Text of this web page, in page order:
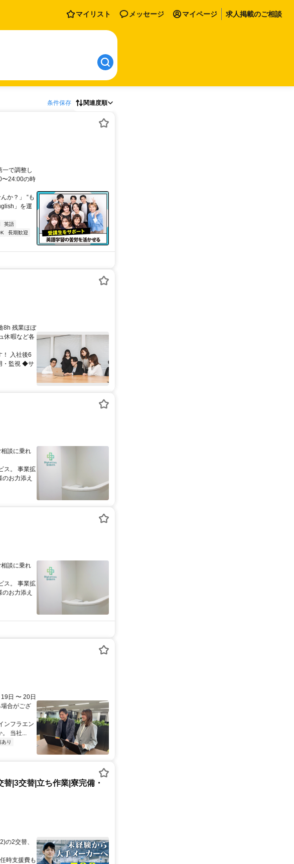
マイリスト メッセージ マイページ 求人掲載のご相談
条件保存 関連度順
で調整し
〜24:00の時
か？」 “も
」を運
英語
長期歓迎
8h 残業ほぼ
休暇など各
！ 入社後6
・監視 ◆サ
談に乗れ
ス。 事業拡
お力添え
談に乗れ
ス。 事業拡
お力添え
日 〜 20日
合がござ
ンフラエン
。 当社...
あり
|3交替|立ち作業|寮完備・
の2交替、
時支援費も